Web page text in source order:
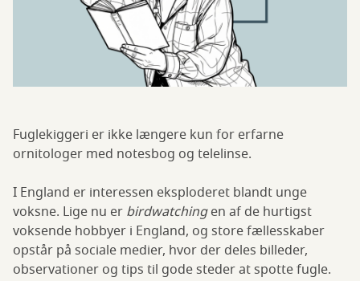
Fuglekiggeri er ikke længere kun for erfarne
ornitologer med notesbog og telelinse.
I England er interessen eksploderet blandt unge
voksne. Lige nu er birdwatchingen af de hurtigst
voksende hobbyer i England, og store fællesskaber
opstår på sociale medier, hvor der deles billeder,
observationer og tips til gode steder at spotte fugle.